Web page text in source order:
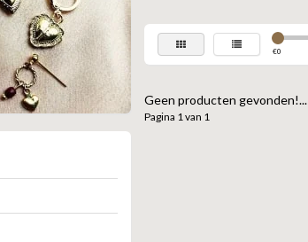
€0
Geen producten gevonden!...
Pagina 1 van 1